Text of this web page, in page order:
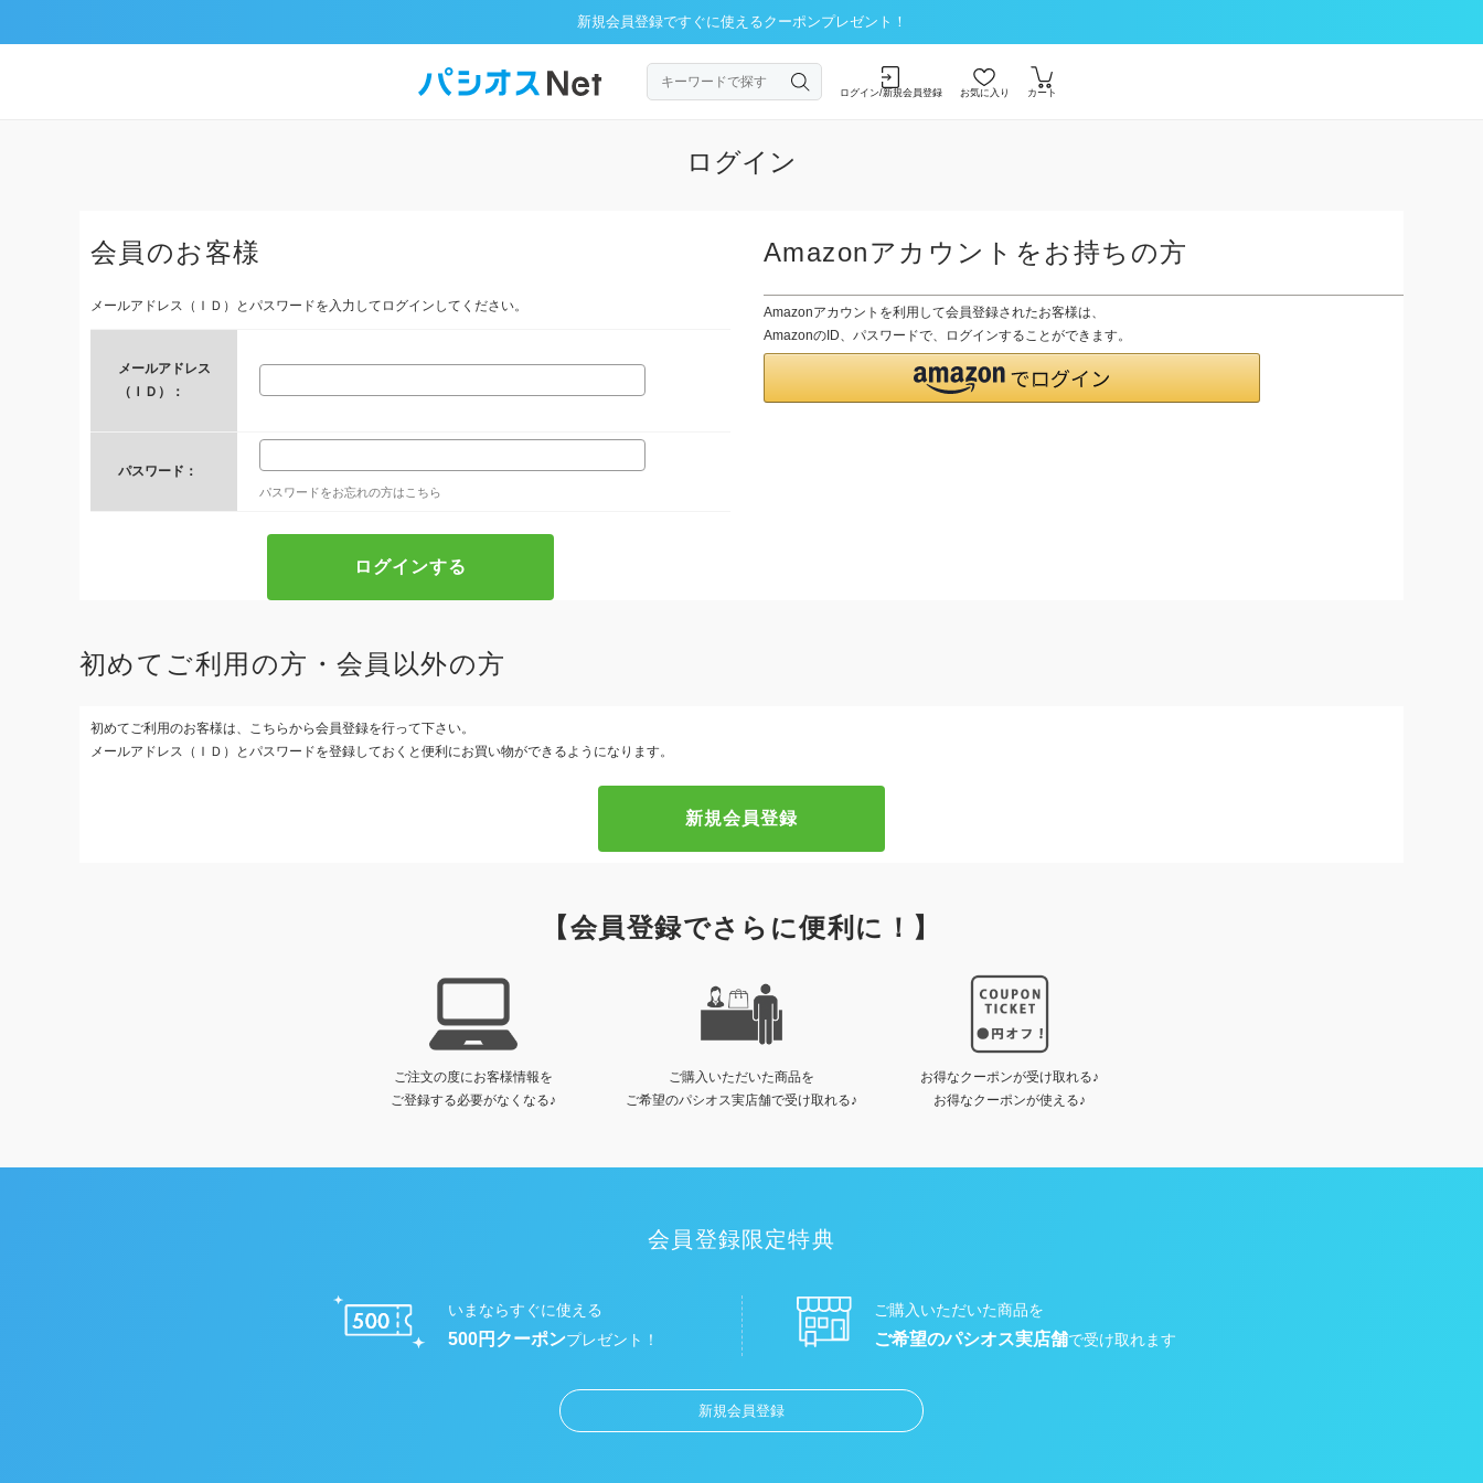
新規会員登録ですぐに使えるクーポンプレゼント！
ログイン/新規会員登録 お気に入り カート
ログイン
会員のお客様
メールアドレス（ＩＤ）とパスワードを入力してログインしてください。
メールアドレス
（ＩＤ）：
パスワード：
パスワードをお忘れの方はこちら
Amazonアカウントをお持ちの方
Amazonアカウントを利用して会員登録されたお客様は、
AmazonのID、パスワードで、ログインすることができます。
初めてご利用の方・会員以外の方
初めてご利用のお客様は、こちらから会員登録を行って下さい。
メールアドレス（ＩＤ）とパスワードを登録しておくと便利にお買い物ができるようになります。
【会員登録でさらに便利に！】
ご注文の度にお客様情報を
ご登録する必要がなくなる♪
ご購入いただいた商品を
ご希望のパシオス実店舗で受け取れる♪
お得なクーポンが受け取れる♪
お得なクーポンが使える♪
会員登録限定特典
いまならすぐに使える
500円クーポンプレゼント！
ご購入いただいた商品を
ご希望のパシオス実店舗で受け取れます
新規会員登録